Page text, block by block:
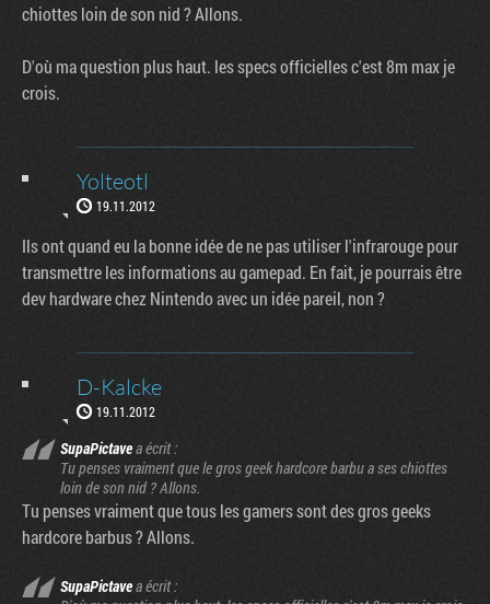
chiottes loin de son nid ? Allons.
D'où ma question plus haut. les specs officielles c'est 8m max je
crois.
Yolteotl
19.11.2012
Ils ont quand eu la bonne idée de ne pas utiliser l'infrarouge pour
transmettre les informations au gamepad. En fait, je pourrais être
dev hardware chez Nintendo avec un idée pareil, non ?
D-Kalcke
19.11.2012
SupaPictavea écrit :
Tu penses vraiment que le gros geek hardcore barbu a ses chiottes
loin de son nid ? Allons.
Tu penses vraiment que tous les gamers sont des gros geeks
hardcore barbus ? Allons.
SupaPictavea écrit :